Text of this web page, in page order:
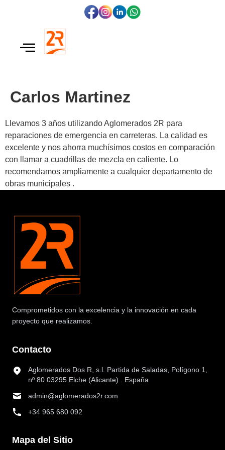
Carlos Martinez
Llevamos 3 años utilizando Aglomerados 2R para
reparaciones de emergencia en carreteras. La calidad es
excelente y nos ahorra muchísimos costos en comparación
con llamar a cuadrillas de mezcla en caliente. Lo
recomendamos ampliamente a cualquier departamento de
obras municipales .
Comprometidos con la excelencia y la innovación en cada
proyecto que realizamos.
Contacto
Aglomerados Dos R, s.l. Partida de Saladas, Polígono 1,
nº 80 03295 Elche (Alicante) . España
admin@aglomerados2r.com
+34 965 680 092
Mapa del Sitio